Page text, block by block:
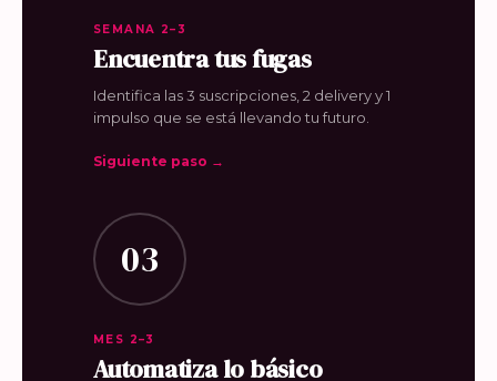
SEMANA 2–3
Encuentra tus fugas
Identifica las 3 suscripciones, 2 delivery y 1
impulso que se está llevando tu futuro.
Siguiente paso →
03
MES 2–3
Automatiza lo básico